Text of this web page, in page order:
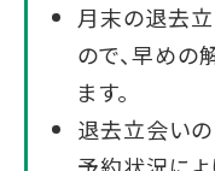
月末の退去
ので、早め
ます。
退去立会い